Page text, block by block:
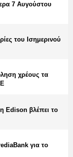
7 Αυγούστου
του Ισημερινού
χρέους τα
Edison βλέπει το
για το